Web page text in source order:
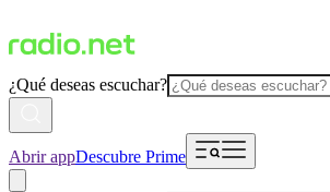
¿Qué deseas escuchar?
Abrir appDescubre Prime